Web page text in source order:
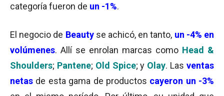
categoría fueron de un -1%.
El negocio de Beauty se achicó, en tanto, un -4% en
volúmenes. Allí se enrolan marcas como Head &
Shoulders; Pantene; Old Spice; y Olay. Lasventas
netas de esta gama de productos cayeron un -3%